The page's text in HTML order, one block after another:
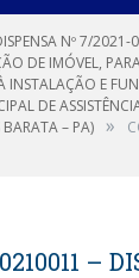
Nº 7/2021-
DE IMÓVEL,
INSTALAÇÃO E
DE
– PA) »
–